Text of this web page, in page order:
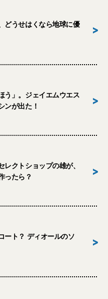
どうせはくなら地球に優
>
う」。ジェイエムウエス
ンが出た！
>
レクトショップの雄が、
ったら？
>
ート？ ディオールのソ
>